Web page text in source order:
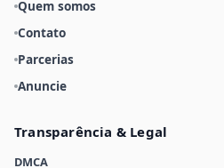
Quem somos
Contato
Parcerias
Anuncie
Transparência & Legal
DMCA